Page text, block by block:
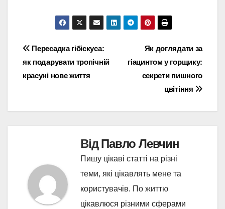
Навігація
записів
Як доглядати за
гіацинтом у горщику:
секрети пишного
цвітіння
Пересадка гібіскуса:
як подарувати тропічній
красуні нове життя
ВідПавло Левчин
Пишу цікаві статті на різні
теми, які цікавлять мене та
користувачів. По життю
цікавлюся різними сферами